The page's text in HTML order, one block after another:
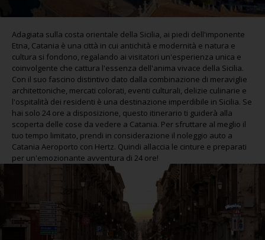
Adagiata sulla costa orientale della Sicilia, ai piedi dell'imponente
Etna, Catania è una città in cui antichità e modernità e natura e
cultura si fondono, regalando ai visitatori un'esperienza unica e
coinvolgente che cattura l'essenza dell'anima vivace della Sicilia.
Con il suo fascino distintivo dato dalla combinazione di meraviglie
architettoniche, mercati colorati, eventi culturali, delizie culinarie e
l'ospitalità dei residenti è una destinazione imperdibile in Sicilia. Se
hai solo 24 ore a disposizione, questo itinerario ti guiderà alla
scoperta delle cose da vedere a Catania. Per sfruttare al meglio il
tuo tempo limitato, prendi in considerazione il noleggio auto a
Catania Aeroporto con Hertz. Quindi allaccia le cinture e preparati
per un'emozionante avventura di 24 ore!